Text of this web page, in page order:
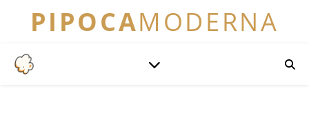
PIPOCAMODERNA